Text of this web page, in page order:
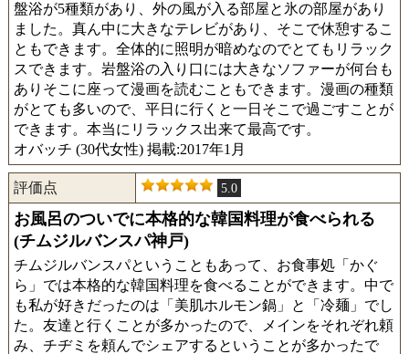
盤浴が5種類があり、外の風が入る部屋と氷の部屋があり
ました。真ん中に大きなテレビがあり、そこで休憩するこ
ともできます。全体的に照明が暗めなのでとてもリラック
スできます。岩盤浴の入り口には大きなソファーが何台も
ありそこに座って漫画を読むこともできます。漫画の種類
がとても多いので、平日に行くと一日そこで過ごすことが
できます。本当にリラックス出来て最高です。
オバッチ (30代女性) 掲載:2017年1月
評価点 5.0
お風呂のついでに本格的な韓国料理が食べられる
(チムジルバンスパ神戸)
チムジルバンスパということもあって、お食事処「かぐ
ら」では本格的な韓国料理を食べることができます。中で
も私が好きだったのは「美肌ホルモン鍋」と「冷麺」でし
た。友達と行くことが多かったので、メインをそれぞれ頼
み、チヂミを頼んでシェアするということが多かったで